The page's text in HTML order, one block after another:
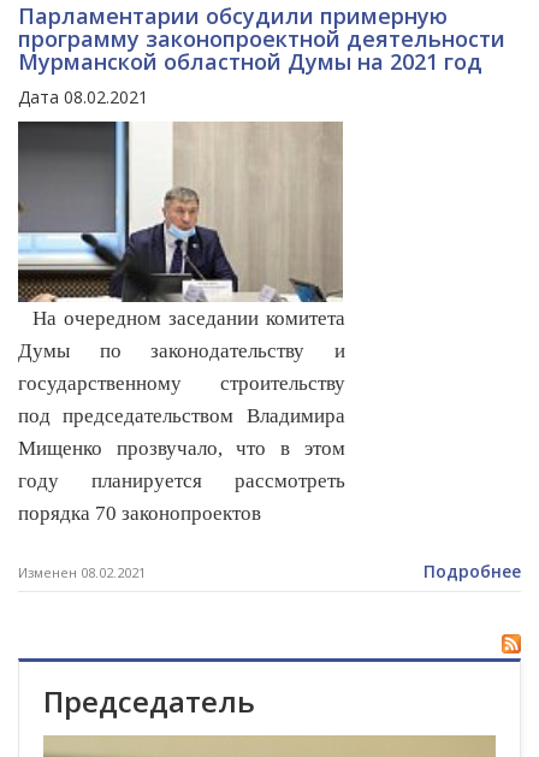
Парламентарии обсудили примерную
программу законопроектной деятельности
Мурманской областной Думы на 2021 год
Дата 08.02.2021
На очередном заседании комитета
Думы по законодательству и
государственному строительству
под председательством Владимира
Мищенко прозвучало, что в этом
году планируется рассмотреть
порядка 70 законопроектов
Изменен 08.02.2021 Подробнее
Председатель